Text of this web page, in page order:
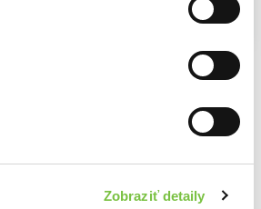
Zobraziť detaily
Sebaláska: Sprievodca pre ženy
Megan Logan